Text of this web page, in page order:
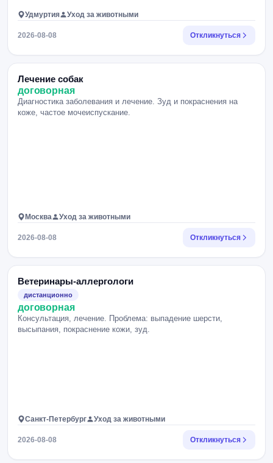
Удмуртия Уход за животными
2026-08-08 Откликнуться
Лечение собак
договорная
Диагностика заболевания и лечение. Зуд и покраснения на
коже, частое мочеиспускание.
Москва Уход за животными
2026-08-08 Откликнуться
Ветеринары-аллергологи
дистанционно
договорная
Консультация, лечение. Проблема: выпадение шерсти,
высыпания, покраснение кожи, зуд.
Санкт-Петербург Уход за животными
2026-08-08 Откликнуться